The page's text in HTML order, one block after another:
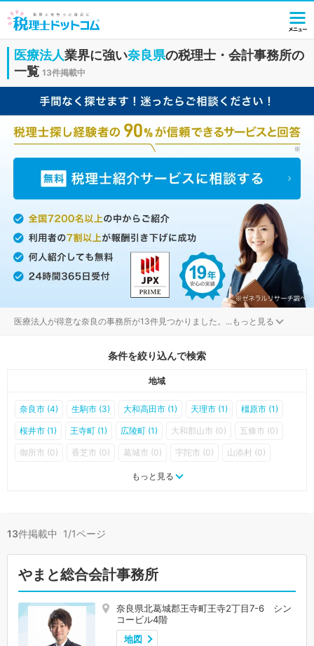
医療法人業界に強い奈良県の税理士・会計事務所の
一覧 13件掲載中
医療法人が得意な奈良の事務所が13件見つかりました。 ...もっと見る
条件を絞り込んで検索
地域
奈良市 (4) 生駒市 (3) 大和高田市 (1) 天理市 (1) 橿原市 (1)
桜井市 (1) 王寺町 (1) 広陵町 (1) 大和郡山市 (0) 五條市 (0)
御所市 (0) 香芝市 (0) 葛城市 (0) 宇陀市 (0) 山添村 (0)
斑鳩町 (0) 安堵町 (0)
下市町 (0) 黒滝村 (0)
もっと見る
13件掲載中 1/1ページ
やまと総合会計事務所
奈良県北葛城郡王寺町王寺2丁目7-6 シン
コービル4階
地図